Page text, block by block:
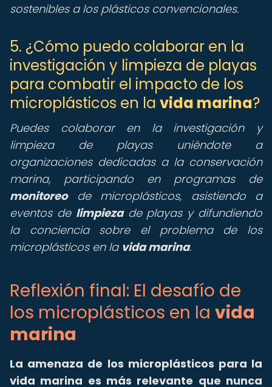
sostenibles a los plásticos convencionales.
5. ¿Cómo puedo colaborar en la
investigación y limpieza de playas
para combatir el impacto de los
microplásticos en la vida marina?
Puedes colaborar en la investigación y
limpieza de playas uniéndote a
organizaciones dedicadas a la conservación
marina, participando en programas de
monitoreode microplásticos, asistiendo a
eventos de limpiezade playas y difundiendo
la conciencia sobre el problema de los
microplásticos en la vida marina.
Reflexión final: El desafío de
los microplásticos en la vida
marina
La amenaza de los microplásticos para la
vida marina es más relevante que nunca